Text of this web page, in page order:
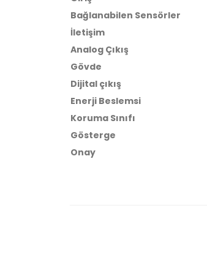
Bağlanabilen Sensörler
İletişim
Analog Çıkış
Gövde
Dijital çıkış
Enerji Beslemsi
Koruma Sınıfı
Gösterge
Onay